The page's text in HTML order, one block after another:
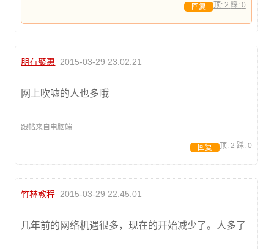
顶: 2 踩: 0
回复
朋有聚惠 2015-03-29 23:02:21
网上吹嘘的人也多哦
跟帖来自电脑端
顶: 2 踩: 0
回复
竹林教程 2015-03-29 22:45:01
几年前的网络机遇很多，现在的开始减少了。人多了